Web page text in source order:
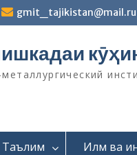
gmit_tajikistan@mail.ru
Таълим Илм ва